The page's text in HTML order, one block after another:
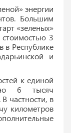
энергии
Большим
«зеленых»
3
в Республике
и
к единой
6 тысяч
частности, в
километров